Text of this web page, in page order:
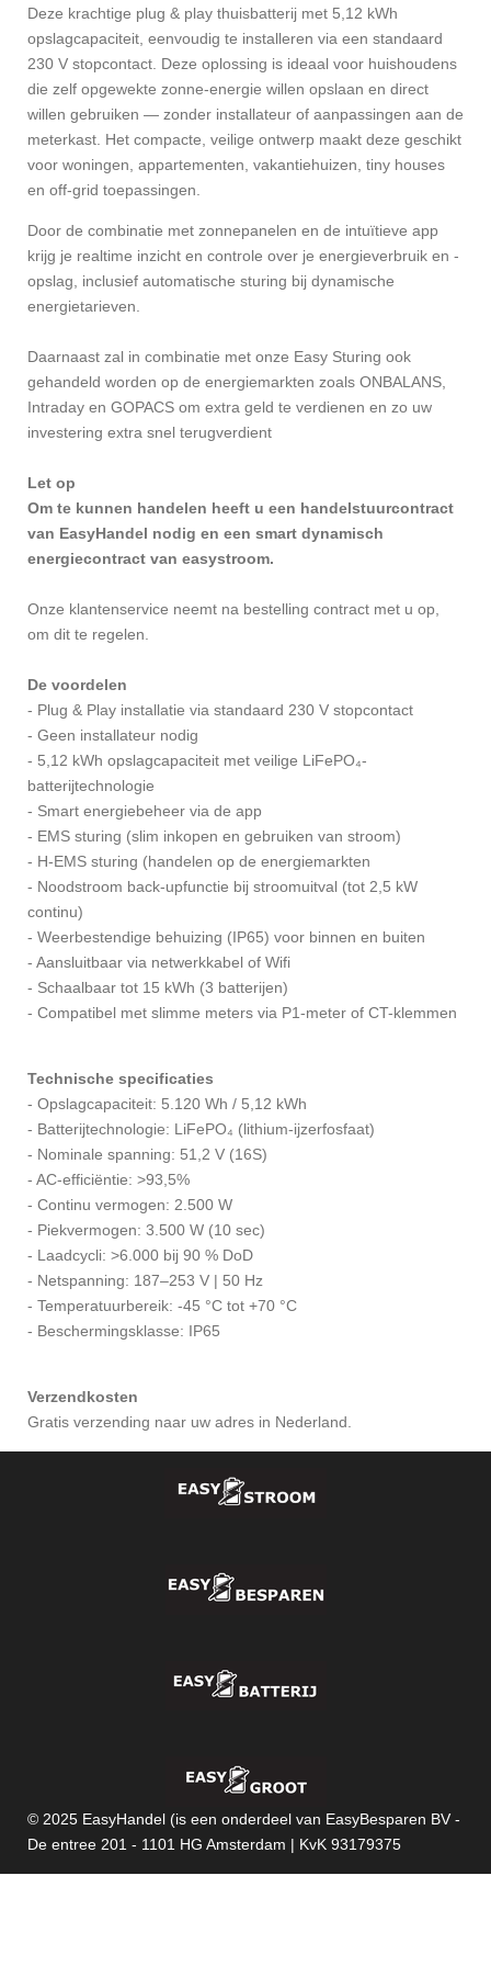
Deze krachtige plug & play thuisbatterij met 5,12 kWh
opslagcapaciteit, eenvoudig te installeren via een standaard
230 V stopcontact. Deze oplossing is ideaal voor huishoudens
die zelf opgewekte zonne-energie willen opslaan en direct
willen gebruiken — zonder installateur of aanpassingen aan de
meterkast. Het compacte, veilige ontwerp maakt deze geschikt
voor woningen, appartementen, vakantiehuizen, tiny houses
en off-grid toepassingen.
Door de combinatie met zonnepanelen en de intuïtieve app
krijg je realtime inzicht en controle over je energieverbruik en -
opslag, inclusief automatische sturing bij dynamische
energietarieven.
Daarnaast zal in combinatie met onze Easy Sturing ook
gehandeld worden op de energiemarkten zoals ONBALANS,
Intraday en GOPACS om extra geld te verdienen en zo uw
investering extra snel terugverdient
Let op
Om te kunnen handelen heeft u een handelstuurcontract
van EasyHandel nodig en een smart dynamisch
energiecontract van easystroom.
Onze klantenservice neemt na bestelling contract met u op,
om dit te regelen.
De voordelen
- Plug & Play installatie via standaard 230 V stopcontact
- Geen installateur nodig
- 5,12 kWh opslagcapaciteit met veilige LiFePO₄-
batterijtechnologie
- Smart energiebeheer via de app
- EMS sturing (slim inkopen en gebruiken van stroom)
- H-EMS sturing (handelen op de energiemarkten
- Noodstroom back-upfunctie bij stroomuitval (tot 2,5 kW
continu)
- Weerbestendige behuizing (IP65) voor binnen en buiten
- Aansluitbaar via netwerkkabel of Wifi
- Schaalbaar tot 15 kWh (3 batterijen)
- Compatibel met slimme meters via P1-meter of CT-klemmen
Technische specificaties
- Opslagcapaciteit: 5.120 Wh / 5,12 kWh
- Batterijtechnologie: LiFePO₄ (lithium-ijzerfosfaat)
- Nominale spanning: 51,2 V (16S)
- AC-efficiëntie: >93,5%
- Continu vermogen: 2.500 W
- Piekvermogen: 3.500 W (10 sec)
- Laadcycli: >6.000 bij 90 % DoD
- Netspanning: 187–253 V | 50 Hz
- Temperatuurbereik: -45 °C tot +70 °C
- Beschermingsklasse: IP65
Verzendkosten
Gratis verzending naar uw adres in Nederland.
© 2025 EasyHandel (is een onderdeel van EasyBesparen BV -
De entree 201 - 1101 HG Amsterdam | KvK 93179375